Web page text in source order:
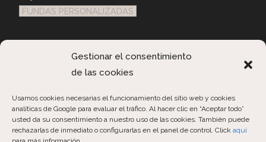
Gestionar el consentimiento
de las cookies
Usamos cookies necesarias el funcionamiento del sitio web y cookies
analíticas de Google para evaluar el tráfico. Al hacer clic en “Aceptar todo”
usted da su consentimiento a nuestro uso de las cookies. También puede
rechazarlas de inmediato o configurarlas en el panel de control. Click aquí
FUNDAS PERSONALIZADAS
Atención Al Cliente
Consultas Pedidos